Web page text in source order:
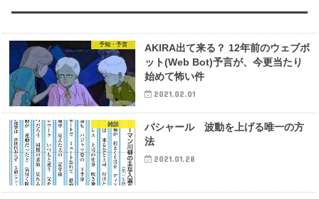
予知・予言
AKIRA出て来る？ 12年前のウェブボ
ット(Web Bot)予言が、今更当たり
始めて怖い件
2021.02.01
雑談
バシャール 波動を上げる唯一の方
法
2021.01.28